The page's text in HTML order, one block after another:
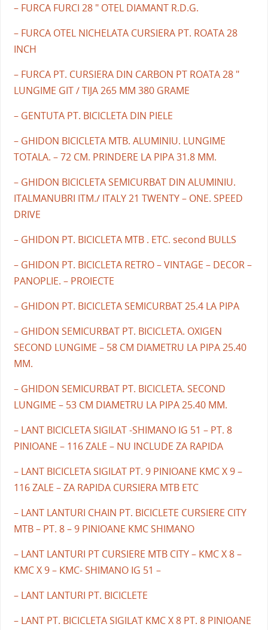
– FURCA FURCI 28 " OTEL DIAMANT R.D.G.
– FURCA OTEL NICHELATA CURSIERA PT. ROATA 28
INCH
– FURCA PT. CURSIERA DIN CARBON PT ROATA 28 "
LUNGIME GIT / TIJA 265 MM 380 GRAME
– GENTUTA PT. BICICLETA DIN PIELE
– GHIDON BICICLETA MTB. ALUMINIU. LUNGIME
TOTALA. – 72 CM. PRINDERE LA PIPA 31.8 MM.
– GHIDON BICICLETA SEMICURBAT DIN ALUMINIU.
ITALMANUBRI ITM./ ITALY 21 TWENTY – ONE. SPEED
DRIVE
– GHIDON PT. BICICLETA MTB . ETC. second BULLS
– GHIDON PT. BICICLETA RETRO – VINTAGE – DECOR –
PANOPLIE. – PROIECTE
– GHIDON PT. BICICLETA SEMICURBAT 25.4 LA PIPA
– GHIDON SEMICURBAT PT. BICICLETA. OXIGEN
SECOND LUNGIME – 58 CM DIAMETRU LA PIPA 25.40
MM.
– GHIDON SEMICURBAT PT. BICICLETA. SECOND
LUNGIME – 53 CM DIAMETRU LA PIPA 25.40 MM.
– LANT BICICLETA SIGILAT -SHIMANO IG 51 – PT. 8
PINIOANE – 116 ZALE – NU INCLUDE ZA RAPIDA
– LANT BICICLETA SIGILAT PT. 9 PINIOANE KMC X 9 –
116 ZALE – ZA RAPIDA CURSIERA MTB ETC
– LANT LANTURI CHAIN PT. BICICLETE CURSIERE CITY
MTB – PT. 8 – 9 PINIOANE KMC SHIMANO
– LANT LANTURI PT CURSIERE MTB CITY – KMC X 8 –
KMC X 9 – KMC- SHIMANO IG 51 –
– LANT LANTURI PT. BICICLETE
– LANT PT. BICICLETA SIGILAT KMC X 8 PT. 8 PINIOANE